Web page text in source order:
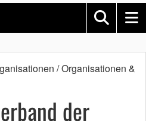
/ Organisationen &
der